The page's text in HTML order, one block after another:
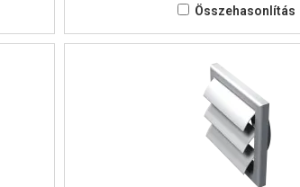
Összehasonlítás